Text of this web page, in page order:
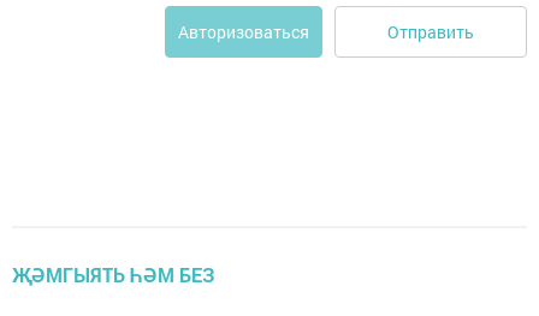
Авторизоваться Отправить
ҖӘМГЫЯТЬ ҺӘМ БЕЗ